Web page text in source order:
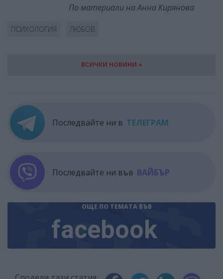
По материали на Анна Кирянова
ПСИХОЛОГИЯ ЛЮБОВ
ВСИЧКИ НОВИНИ »
Последвайте ни в ТЕЛЕГРАМ
Последвайте ни във ВАЙБЪР
ОЩЕ ПО ТЕМАТА ВЪВ
facebook